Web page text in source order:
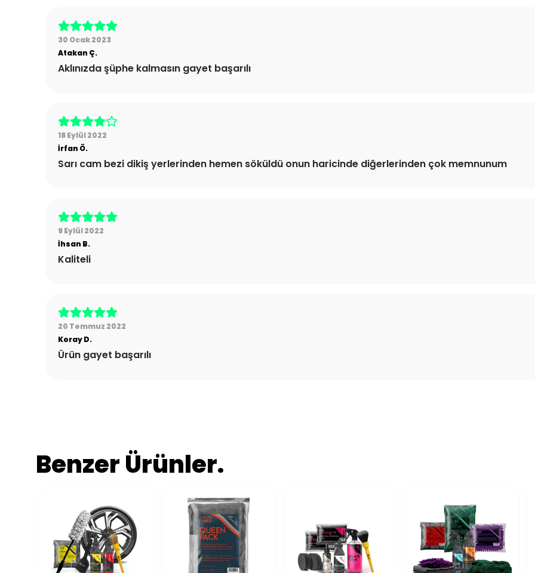
30 Ocak 2023
Atakan Ç.
Aklınızda şüphe kalmasın gayet başarılı
18 Eylül 2022
İrfan Ö.
Sarı cam bezi dikiş yerlerinden hemen söküldü onun haricinde diğerlerinden çok memnunum
9 Eylül 2022
İhsan B.
Kaliteli
20 Temmuz 2022
KorayD.
Ürün gayet başarılı
Benzer Ürünler.